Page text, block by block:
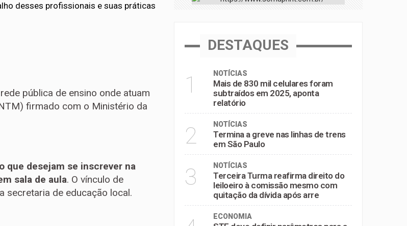
desses profissionais e suas práticas
pública de ensino onde atuam
firmado com o Ministério da
que desejam se inscrever na
sala de aula. O vínculo de
secretaria de educação local.
DESTAQUES
1 NOTÍCIAS
Mais de 830 mil celulares foram
subtraídos em 2025, aponta
relatório
2 NOTÍCIAS
Termina a greve nas linhas de trens
em São Paulo
3 NOTÍCIAS
Terceira Turma reafirma direito do
leiloeiro à comissão mesmo com
quitação da dívida após arre
ECONOMIA